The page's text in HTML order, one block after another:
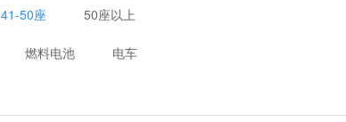
41-50座 50座以上
燃料电池 电车